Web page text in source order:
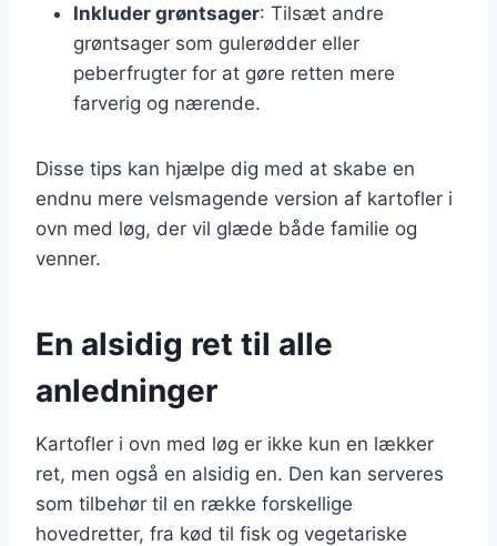
Inkluder grøntsager: Tilsæt andre
grøntsager som gulerødder eller
peberfrugter for at gøre retten mere
farverig og nærende.
Disse tips kan hjælpe dig med at skabe en
endnu mere velsmagende version af kartofler i
ovn med løg, der vil glæde både familie og
venner.
En alsidig ret til alle
anledninger
Kartofler i ovn med løg er ikke kun en lækker
ret, men også en alsidig en. Den kan serveres
som tilbehør til en række forskellige
hovedretter, fra kød til fisk og vegetariske